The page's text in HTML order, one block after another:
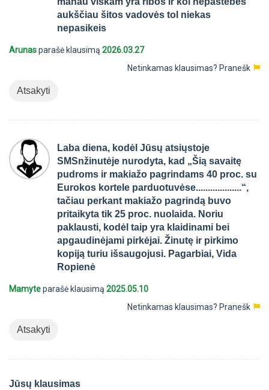
aukščiau šitos vadovės tol niekas
nepasikeis
Arunasparašė klausimą 2026.03.27
Netinkamas klausimas? Pranešk
Atsakyti
Laba diena, kodėl Jūsų atsiųstoje
SMSnžinutėje nurodyta, kad „Šią savaitę
pudroms ir makiažo pagrindams 40 proc. su
Eurokos kortele parduotuvėse...................“,
tačiau perkant makiažo pagrindą buvo
pritaikyta tik 25 proc. nuolaida. Noriu
paklausti, kodėl taip yra klaidinami bei
apgaudinėjami pirkėjai. Žinutę ir pirkimo
kopiją turiu išsaugojusi. Pagarbiai, Vida
Ropienė
Mamyteparašė klausimą 2025.05.10
Netinkamas klausimas? Pranešk
Atsakyti
Jūsų klausimas